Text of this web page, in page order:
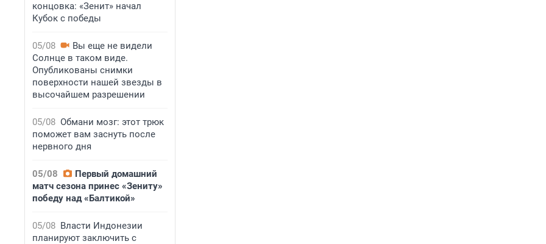
концовка: «Зенит» начал
Кубок с победы
05/08
Вы еще не видели
Солнце в таком виде.
Опубликованы снимки
поверхности нашей звезды в
высочайшем разрешении
05/08 Обмани мозг: этот трюк
поможет вам заснуть после
нервного дня
05/08
Первый домашний
матч сезона принес «Зениту»
победу над «Балтикой»
05/08 Власти Индонезии
планируют заключить с